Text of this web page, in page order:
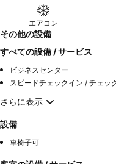
エアコン
その他の設備
すべての設備 / サービス
ビジネスセンター
さらに表示
設備
車椅子可